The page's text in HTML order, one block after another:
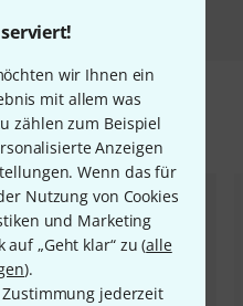
wir Ihnen ein
mit allem was
zählen zum Beispiel
Anzeigen
Wenn das für
Nutzung von Cookies
und Marketing
„Geht klar“ zu (alle
).
jederzeit
Artikel